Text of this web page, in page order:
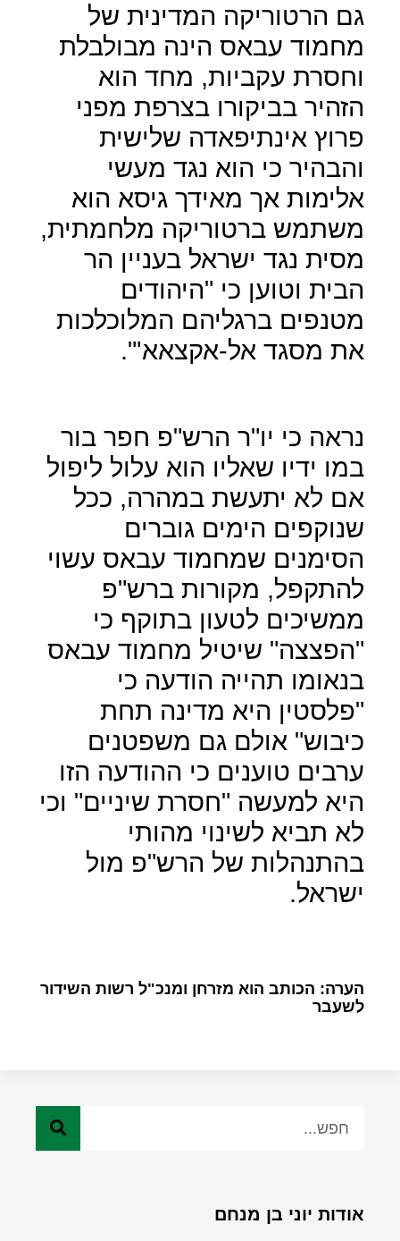
גם הרטוריקה המדינית של
מחמוד עבאס הינה מבולבלת
וחסרת עקביות, מחד הוא
הזהיר בביקורו בצרפת מפני
פרוץ אינתיפאדה שלישית
והבהיר כי הוא נגד מעשי
אלימות אך מאידך גיסא הוא
משתמש ברטוריקה מלחמתית,
מסית נגד ישראל בעניין הר
הבית וטוען כי "היהודים
מטנפים ברגליהם המלוכלכות
את מסגד אל-אקצאא'".
נראה כי יו"ר הרש"פ חפר בור
במו ידיו שאליו הוא עלול ליפול
אם לא יתעשת במהרה, ככל
שנוקפים הימים גוברים
הסימנים שמחמוד עבאס עשוי
להתקפל, מקורות ברש"פ
ממשיכים לטעון בתוקף כי
"הפצצה" שיטיל מחמוד עבאס
בנאומו תהייה הודעה כי
"פלסטין היא מדינה תחת
כיבוש" אולם גם משפטנים
ערבים טוענים כי ההודעה הזו
היא למעשה "חסרת שיניים" וכי
לא תביא לשינוי מהותי
בהתנהלות של הרש"פ מול
ישראל.
הערה: הכותב הוא מזרחן ומנכ"ל רשות השידור
לשעבר
אודות יוני בן מנחם